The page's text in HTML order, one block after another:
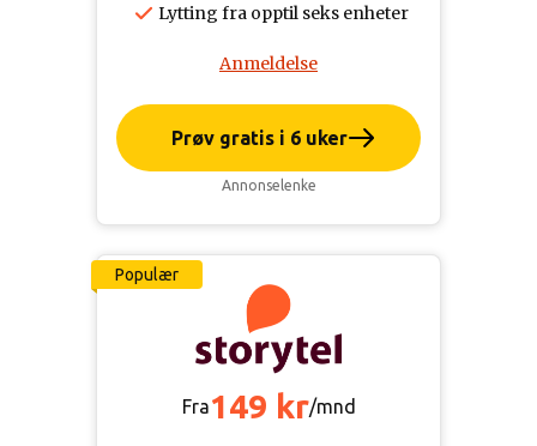
Lytting fra opptil seks enheter
Anmeldelse
Prøv gratis i 6 uker
Annonselenke
Populær
Fra149 kr/mnd